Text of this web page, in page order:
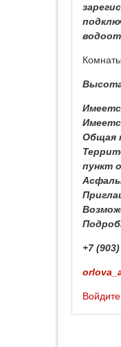
Общая
пункт
+7
Войдите